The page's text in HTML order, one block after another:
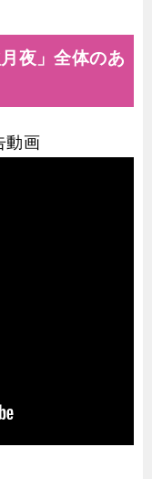
夜」全体のあ
動画